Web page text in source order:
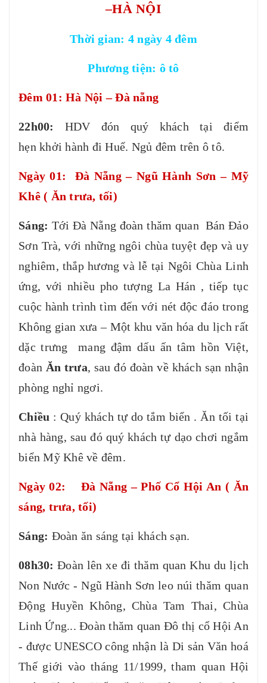
–HÀ NỘI
Thời gian: 4 ngày 4 đêm
Phương tiện: ô tô
Đêm 01: Hà Nội – Đà nẵng
22h00:
HDV đón quý khách tại điểm
hẹn khởi hành đi Huế. Ngủ đêm trên ô tô.
Ngày 01: Đà Nẵng – Ngũ Hành Sơn – Mỹ
Khê ( Ăn trưa, tối)
Sáng: Tới Đà Nẵng đoàn thăm quan Bán Đảo
Sơn Trà, với những ngôi chùa tuyệt đẹp và uy
nghiêm, thắp hương và lễ tại Ngôi Chùa Linh
ứng, với nhiều pho tượng La Hán , tiếp tục
cuộc hành trình tìm đến với nét độc đáo trong
Không gian xưa – Một khu văn hóa du lịch rất
dặc trưng mang đậm dấu ấn tâm hồn Việt,
đoàn Ăn trưa, sau đó đoàn về khách sạn nhận
phòng nghỉ ngơi.
Chiều : Quý khách tự do tắm biển . Ăn tối tại
nhà hàng, sau đó quý khách tự dạo chơi ngắm
biển Mỹ Khê về đêm.
Ngày 02: Đà Nẵng – Phố Cổ Hội An ( Ăn
sáng, trưa, tối)
Sáng: Đoàn ăn sáng tại khách sạn.
08h30:Đoàn lên xe đi thăm quan Khu du lịch
Non Nước - Ngũ Hành Sơn leo núi thăm quan
Động Huyền Không, Chùa Tam Thai, Chùa
Linh Ứng... Đoàn thăm quan Đô thị cổ Hội An
- được UNESCO công nhận là Di sản Văn hoá
Thế giới vào tháng 11/1999, tham quan Hội